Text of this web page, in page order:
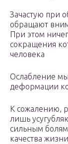
Зачастую при
обращают
При этом
сокращения
человека
Ослабление
деформации
К сожалению,
лишь
сильным
качества